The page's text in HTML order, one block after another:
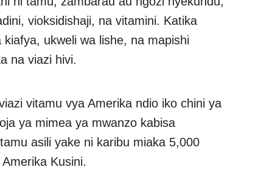
vioksidishaji, na vitamini. Katika
ukweli wa lishe, na mapishi
na viazi hivi.
vitamu vya Amerika ndio iko chini ya
ya mimea ya mwanzo kabisa
asili yake ni karibu miaka 5,000
Kusini.